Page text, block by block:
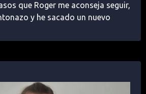
que Roger me aconseja seguir,
y he sacado un nuevo